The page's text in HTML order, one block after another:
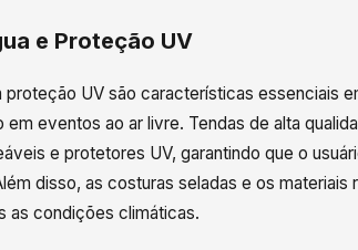
e Proteção UV
proteção UV são características essenciais
em eventos ao ar livre. Tendas de alta
e protetores UV, garantindo que o
disso, as costuras seladas e os materiais
as condições climáticas.